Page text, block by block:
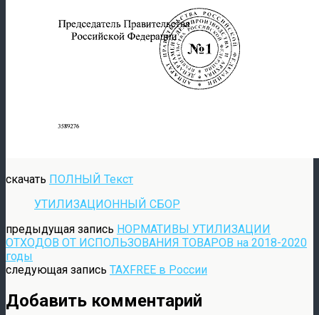
скачать ПОЛНЫЙ Текст
УТИЛИЗАЦИОННЫЙ СБОР
предыдущая запись НОРМАТИВЫ УТИЛИЗАЦИИ
ОТХОДОВ ОТ ИСПОЛЬЗОВАНИЯ ТОВАРОВ на 2018-2020
годы
следующая запись TAXFREE в России
Добавить комментарий